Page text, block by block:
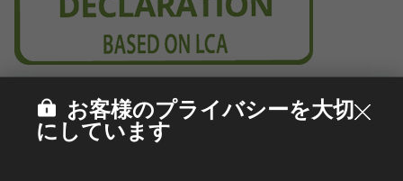
お客様のプライバシーを大切
にしています